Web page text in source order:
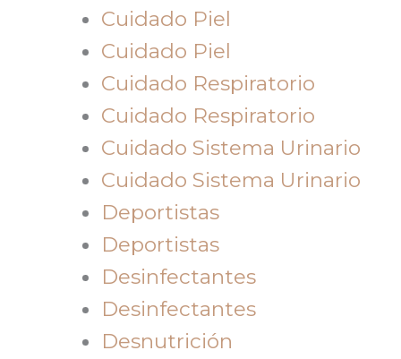
Cuidado Piel
Cuidado Piel
Cuidado Respiratorio
Cuidado Respiratorio
Cuidado Sistema Urinario
Cuidado Sistema Urinario
Deportistas
Deportistas
Desinfectantes
Desinfectantes
Desnutrición